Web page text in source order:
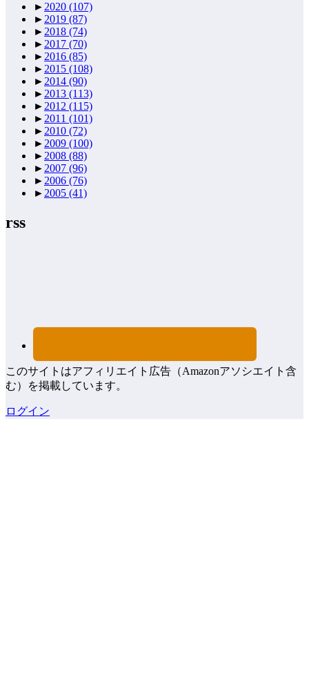
► 2020 (107)
► 2019 (87)
► 2018 (74)
► 2017 (70)
► 2016 (85)
► 2015 (108)
► 2014 (90)
► 2013 (113)
► 2012 (115)
► 2011 (101)
► 2010 (72)
► 2009 (100)
► 2008 (88)
► 2007 (96)
► 2006 (76)
► 2005 (41)
rss
このサイトはアフィリエイト広告（Amazonアソシエイト含
む）を掲載しています。
ログイン